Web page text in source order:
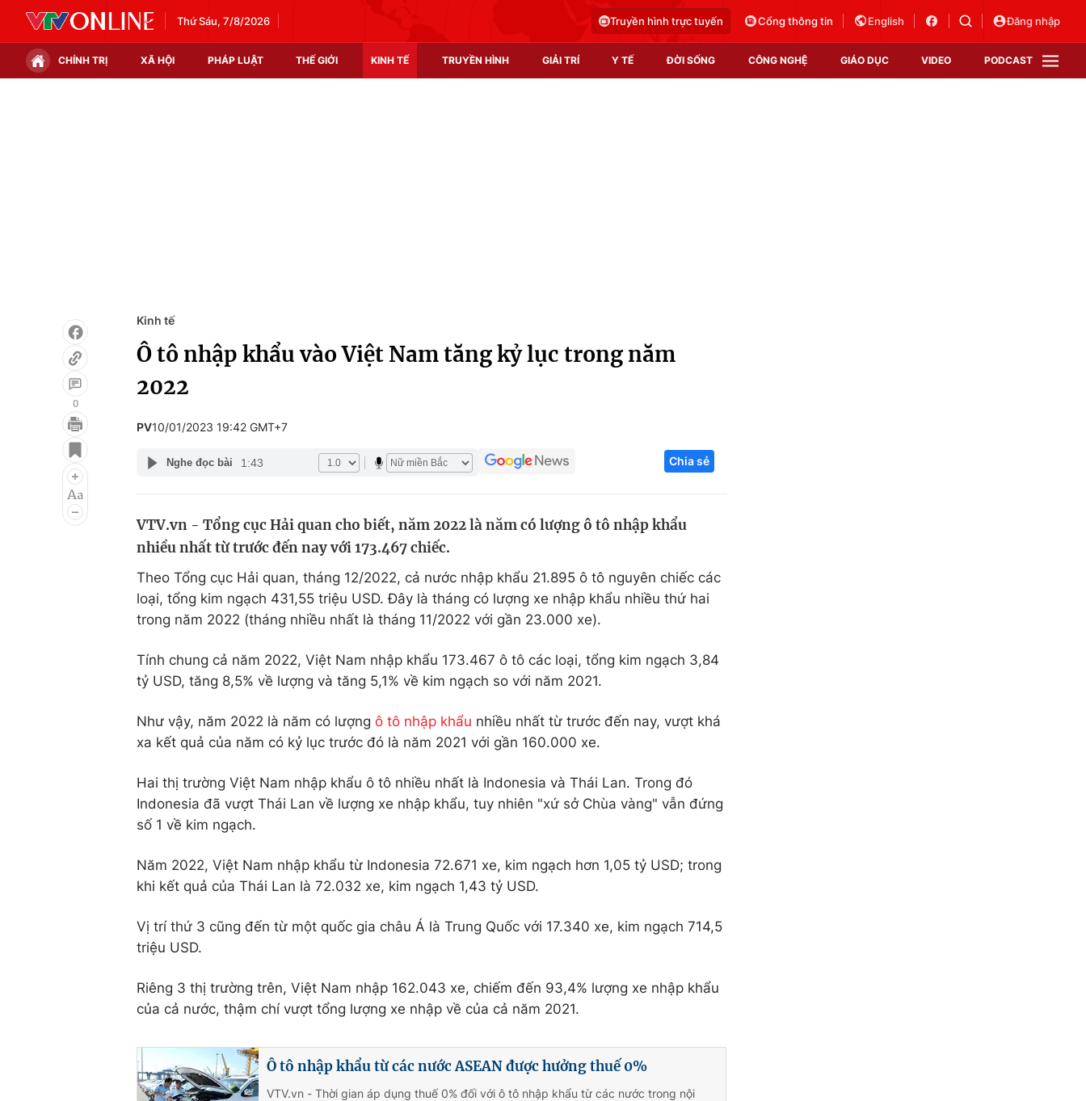
Thứ Sáu, 7/8/2026 Truyền hình trực tuyến Cổng thông tin English Đăng nhập
CHÍNH TRỊ XÃ HỘI PHÁP LUẬT THẾ GIỚI KINH TẾ TRUYỀN HÌNH GIẢI TRÍ Y TẾ ĐỜI SỐNG CÔNG NGHỆ GIÁO DỤC VIDEO PODCAST
Infographic
Điện ảnh
Âm nhạc
Du lịch
Chất lượng cuộc sống
Tuyển sinh
Hitech Công nghệ tương lai
Thị trường
0
Kinh tế
Ô tô nhập khẩu vào Việt Nam tăng kỷ lục trong năm
2022
PV10/01/2023 19:42 GMT+7
Nghe đọc bài 1:43 Chia sẻ
VTV.vn - Tổng cục Hải quan cho biết, năm 2022 là năm có lượng ô tô nhập khẩu
nhiều nhất từ trước đến nay với 173.467 chiếc.
Theo Tổng cục Hải quan, tháng 12/2022, cả nước nhập khẩu 21.895 ô tô nguyên chiếc các
loại, tổng kim ngạch 431,55 triệu USD. Đây là tháng có lượng xe nhập khẩu nhiều thứ hai
trong năm 2022 (tháng nhiều nhất là tháng 11/2022 với gần 23.000 xe).
Tính chung cả năm 2022, Việt Nam nhập khẩu 173.467 ô tô các loại, tổng kim ngạch 3,84
tỷ USD, tăng 8,5% về lượng và tăng 5,1% về kim ngạch so với năm 2021.
Như vậy, năm 2022 là năm có lượng ô tô nhập khẩu nhiều nhất từ trước đến nay, vượt khá
xa kết quả của năm có kỷ lục trước đó là năm 2021 với gần 160.000 xe.
Hai thị trường Việt Nam nhập khẩu ô tô nhiều nhất là Indonesia và Thái Lan. Trong đó
Indonesia đã vượt Thái Lan về lượng xe nhập khẩu, tuy nhiên "xứ sở Chùa vàng" vẫn đứng
số 1 về kim ngạch.
Năm 2022, Việt Nam nhập khẩu từ Indonesia 72.671 xe, kim ngạch hơn 1,05 tỷ USD; trong
khi kết quả của Thái Lan là 72.032 xe, kim ngạch 1,43 tỷ USD.
Vị trí thứ 3 cũng đến từ một quốc gia châu Á là Trung Quốc với 17.340 xe, kim ngạch 714,5
triệu USD.
Riêng 3 thị trường trên, Việt Nam nhập 162.043 xe, chiếm đến 93,4% lượng xe nhập khẩu
của cả nước, thậm chí vượt tổng lượng xe nhập về của cả năm 2021.
Ô tô nhập khẩu từ các nước ASEAN được hưởng thuế 0%
VTV.vn - Thời gian áp dụng thuế 0% đối với ô tô nhập khẩu từ các nước trong nội